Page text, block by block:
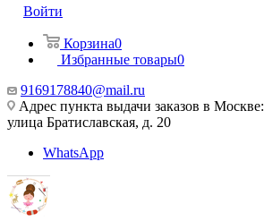
Войти
Корзина0
Избранные товары0
9169178840@mail.ru
Адрес пункта выдачи заказов в Москве:
улица Братиславская, д. 20
WhatsApp